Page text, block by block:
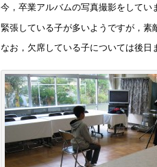
今，卒業アルバムの写真撮影をしてい
緊張している子が多いようですが，素
なお，欠席している子については後